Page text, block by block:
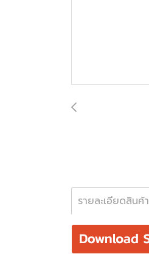
รายละเอียดสินค้า